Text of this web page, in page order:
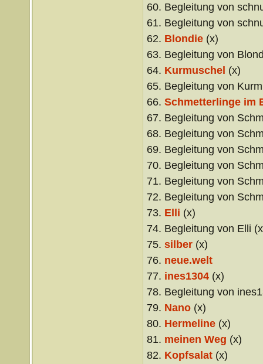
60. Begleitung von
61. Begleitung von
62. Blondie(x)
63. Begleitung von
64. Kurmuschel (x)
65. Begleitung von
66. Schmetterlinge im
67. Begleitung von
68. Begleitung von
69. Begleitung von
70. Begleitung von
71. Begleitung von
72. Begleitung von
73. Elli (x)
74. Begleitung von Elli
75. silber(x)
76. neue.welt
77. ines1304(x)
78. Begleitung von
79. Nano(x)
80. Hermeline(x)
81. meinen Weg (x)
82. Kopfsalat(x)